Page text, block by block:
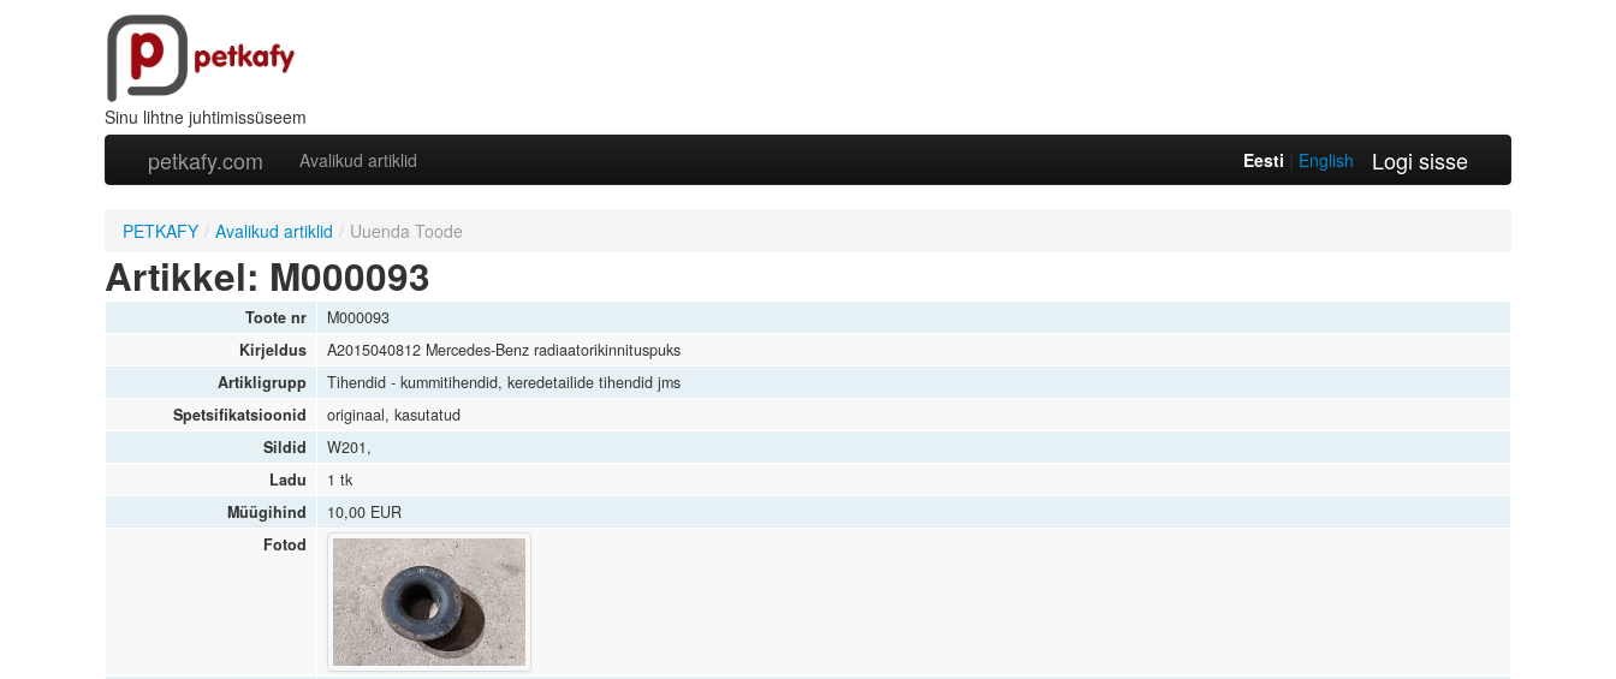
Sinu lihtne juhtimissüseem
petkafy.com Avalikud artiklid Logi sisse
Eesti English
PETKAFY / Avalikud artiklid / Uuenda Toode
Artikkel: M000093
Toote nr
M000093
Kirjeldus
A2015040812 Mercedes-Benz radiaatorikinnituspuks
Artikligrupp
Tihendid - kummitihendid, keredetailide tihendid jms
Spetsifikatsioonid
originaal, kasutatud
Sildid
W201,
Ladu
1 tk
Müügihind
10,00 EUR
Fotod